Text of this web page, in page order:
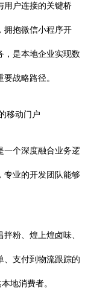
用户连接的关键桥
拥抱微信小程序开
，是本地企业实现数
战略路径。
移动门户
一个深度融合业务逻
专业的开发团队能够
粉、煌上煌卤味、
、支付到物流跟踪的
地消费者。